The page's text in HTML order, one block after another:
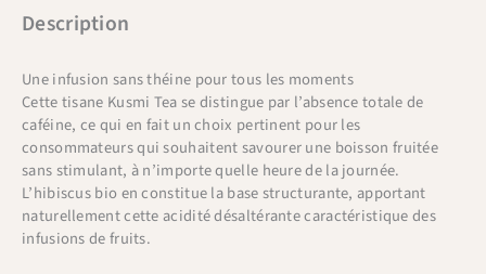
Description
Une infusion sans théine pour tous les moments
Cette tisane Kusmi Tea se distingue par l’absence totale de
caféine, ce qui en fait un choix pertinent pour les
consommateurs qui souhaitent savourer une boisson fruitée
sans stimulant, à n’importe quelle heure de la journée.
L’hibiscus bio en constitue la base structurante, apportant
naturellement cette acidité désaltérante caractéristique des
infusions de fruits.